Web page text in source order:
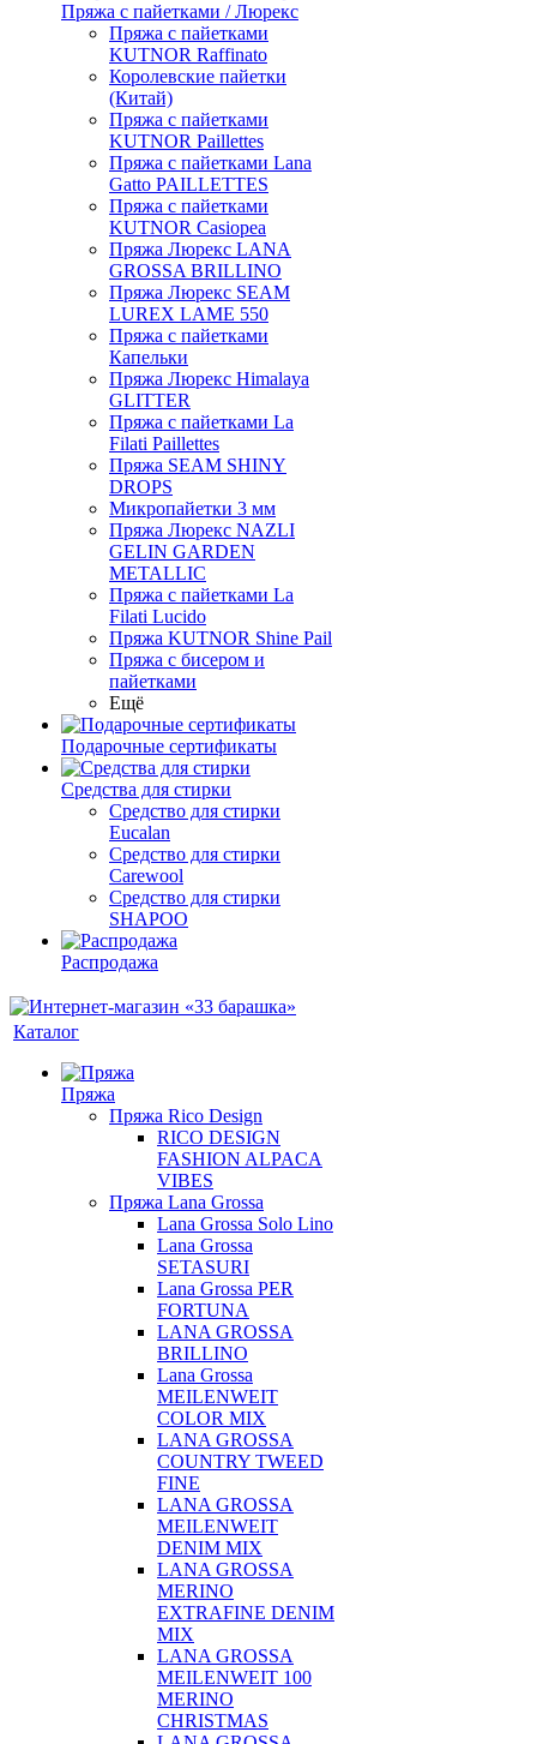
Пряжа с пайетками / Люрекс
Пряжа с пайетками
KUTNOR Raffinato
Королевские пайетки
(Китай)
Пряжа с пайетками
KUTNOR Paillettes
Пряжа с пайетками Lana
Gatto PAILLETTES
Пряжа с пайетками
KUTNOR Casiopea
Пряжа Люрекс LANA
GROSSA BRILLINO
Пряжа Люрекс SEAM
LUREX LAME 550
Пряжа с пайетками
Капельки
Пряжа Люрекс Himalaya
GLITTER
Пряжа с пайетками La
Filati Paillettes
Пряжа SEAM SHINY
DROPS
Микропайетки 3 мм
Пряжа Люрекс NAZLI
GELIN GARDEN
METALLIC
Пряжа с пайетками La
Filati Lucido
Пряжа KUTNOR Shine Pail
Пряжа с бисером и
пайетками
Ещё
Подарочные сертификаты
Средства для стирки
Средство для стирки
Eucalan
Средство для стирки
Carewool
Средство для стирки
SHAPOO
Распродажа
Каталог
Пряжа
Пряжа Rico Design
RICO DESIGN
FASHION ALPACA
VIBES
Пряжа Lana Grossa
Lana Grossa Solo Lino
Lana Grossa
SETASURI
Lana Grossa PER
FORTUNA
LANA GROSSA
BRILLINO
Lana Grossa
MEILENWEIT
COLOR MIX
LANA GROSSA
COUNTRY TWEED
FINE
LANA GROSSA
MEILENWEIT
DENIM MIX
LANA GROSSA
MERINO
EXTRAFINE DENIM
MIX
LANA GROSSA
MEILENWEIT 100
MERINO
CHRISTMAS